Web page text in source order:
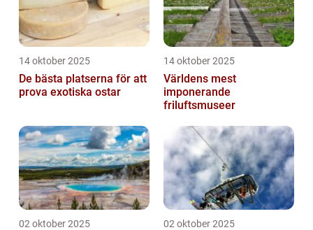
14 oktober 2025
De bästa platserna för att
prova exotiska ostar
14 oktober 2025
Världens mest
imponerande
friluftsmuseer
02 oktober 2025 02 oktober 2025